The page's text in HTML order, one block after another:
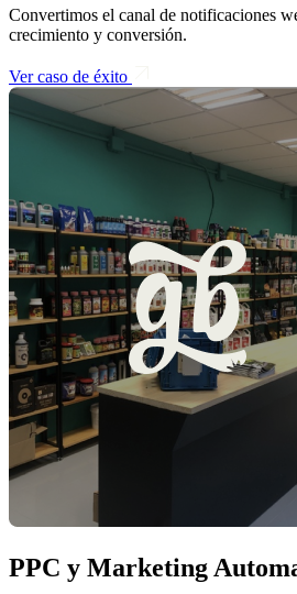
Convertimos el canal de notificaciones
crecimiento y conversión.
Ver caso de éxito
PPC y Marketing